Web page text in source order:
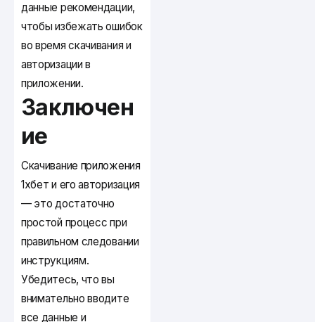
данные рекомендации,
чтобы избежать ошибок
во время скачивания и
авторизации в
приложении.
Заключен
ие
Скачивание приложения
1хбет и его авторизация
— это достаточно
простой процесс при
правильном следовании
инструкциям.
Убедитесь, что вы
внимательно вводите
все данные и